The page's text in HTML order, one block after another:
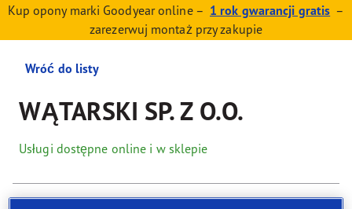
Kup opony marki Goodyear online – 1 rok gwarancji gratis –
zarezerwuj montaż przy zakupie
Wróć do listy
WĄTARSKI SP. Z O.O.
Usługi dostępne online i w sklepie